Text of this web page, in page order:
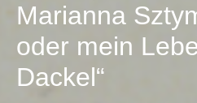
Marianna
oder mein
Dackel“